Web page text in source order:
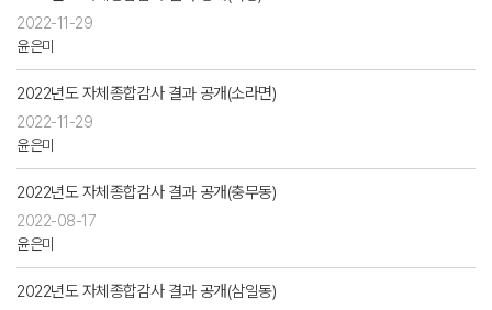
2022-11-29
윤은미
2022년도 자체종합감사 결과 공개(소라면)
2022-11-29
윤은미
2022년도 자체종합감사 결과 공개(충무동)
2022-08-17
윤은미
2022년도 자체종합감사 결과 공개(삼일동)